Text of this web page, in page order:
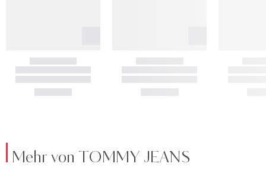
Mehr von TOMMY JEANS